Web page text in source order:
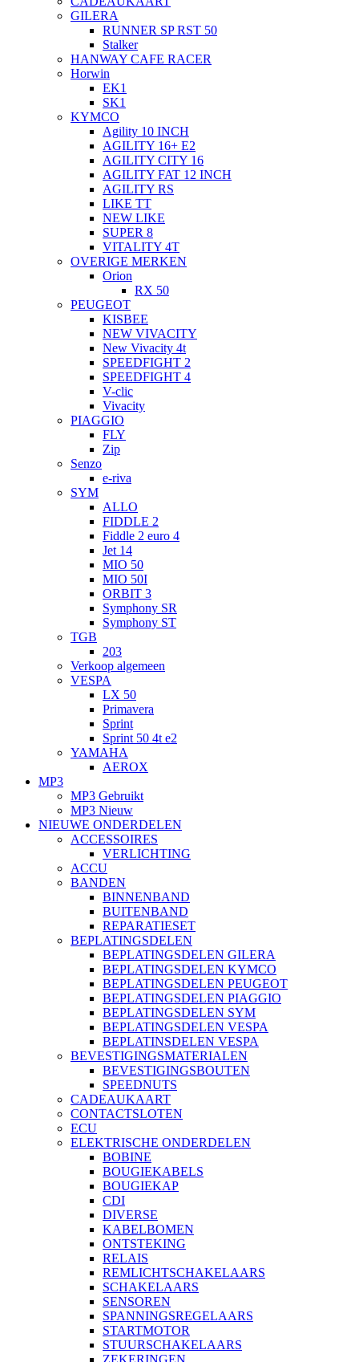
GILERA
RUNNER SP RST 50
Stalker
HANWAY CAFE RACER
Horwin
EK1
SK1
KYMCO
Agility 10 INCH
AGILITY 16+ E2
AGILITY CITY 16
AGILITY FAT 12 INCH
AGILITY RS
LIKE TT
NEW LIKE
SUPER 8
VITALITY 4T
OVERIGE MERKEN
Orion
RX 50
PEUGEOT
KISBEE
NEW VIVACITY
New Vivacity 4t
SPEEDFIGHT 2
SPEEDFIGHT 4
V-clic
Vivacity
PIAGGIO
FLY
Zip
Senzo
e-riva
SYM
ALLO
FIDDLE 2
Fiddle 2 euro 4
Jet 14
MIO 50
MIO 50I
ORBIT 3
Symphony SR
Symphony ST
TGB
203
Verkoop algemeen
VESPA
LX 50
Primavera
Sprint
Sprint 50 4t e2
YAMAHA
AEROX
MP3
MP3 Gebruikt
MP3 Nieuw
NIEUWE ONDERDELEN
ACCESSOIRES
VERLICHTING
ACCU
BANDEN
BINNENBAND
BUITENBAND
REPARATIESET
BEPLATINGSDELEN
BEPLATINGSDELEN GILERA
BEPLATINGSDELEN KYMCO
BEPLATINGSDELEN PEUGEOT
BEPLATINGSDELEN PIAGGIO
BEPLATINGSDELEN SYM
BEPLATINGSDELEN VESPA
BEPLATINSDELEN VESPA
BEVESTIGINGSMATERIALEN
BEVESTIGINGSBOUTEN
SPEEDNUTS
CADEAUKAART
CONTACTSLOTEN
ECU
ELEKTRISCHE ONDERDELEN
BOBINE
BOUGIEKABELS
BOUGIEKAP
CDI
DIVERSE
KABELBOMEN
ONTSTEKING
RELAIS
REMLICHTSCHAKELAARS
SCHAKELAARS
SENSOREN
SPANNINGSREGELAARS
STARTMOTOR
STUURSCHAKELAARS